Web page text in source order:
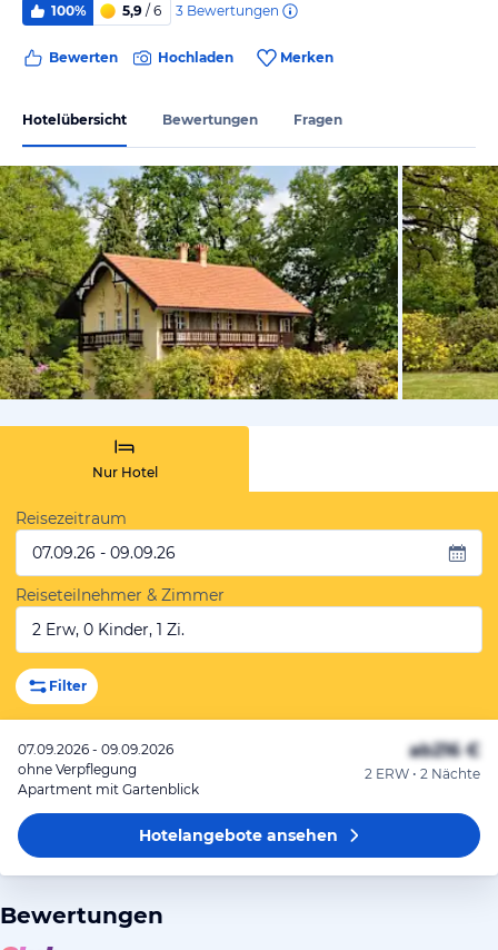
100% 5,9 / 6 3 Bewertungen
Bewerten Hochladen Merken
Hotelübersicht Bewertungen Fragen
von
Nur Hotel
Reisezeitraum
07.09.26 - 09.09.26
Reiseteilnehmer & Zimmer
2 Erw, 0 Kinder, 1 Zi.
Filter
07.09.2026 - 09.09.2026
ohne Verpflegung
Apartment mit Gartenblick
ab216 €
2 ERW • 2 Nächte
Hotelangeboteansehen
Bewertungen